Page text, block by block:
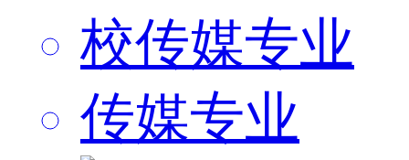
传媒专业